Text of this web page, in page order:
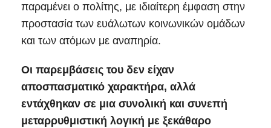
παραμένει ο πολίτης, με ιδιαίτερη έμφαση στην
προστασία των ευάλωτων κοινωνικών ομάδων
και των ατόμων με αναπηρία.
Οι παρεμβάσεις του δεν είχαν
αποσπασματικό χαρακτήρα, αλλά
εντάχθηκαν σε μια συνολική και συνεπή
μεταρρυθμιστική λογική με ξεκάθαρο